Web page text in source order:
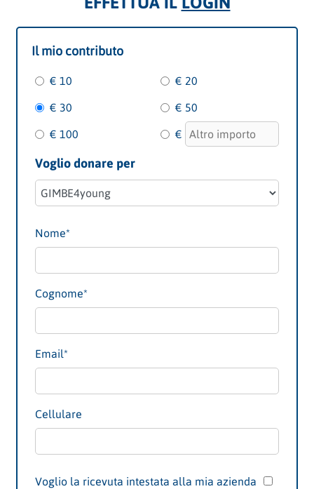
Il mio contributo
€ 10 € 20
€ 30 € 50
€ 100 €
Voglio donare per
Nome*
Cognome*
Email*
Cellulare
Voglio la ricevuta intestata alla mia azienda